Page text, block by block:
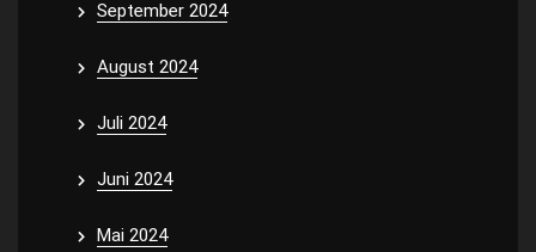
September 2024
August 2024
Juli 2024
Juni 2024
Mai 2024